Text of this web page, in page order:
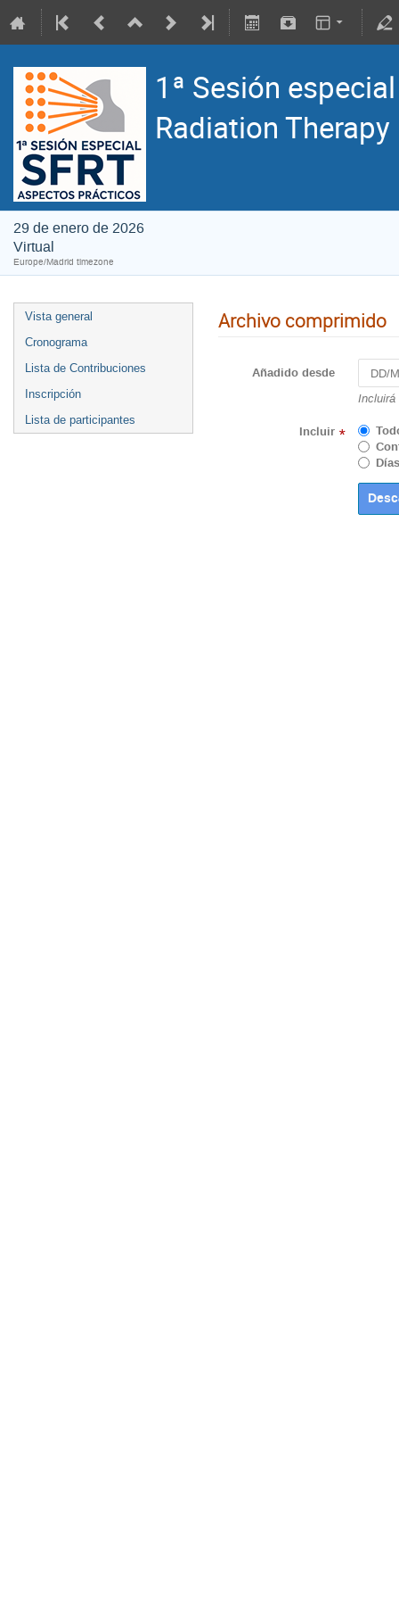
1ª Sesión
Radiation
29 de enero de 2026
Virtual
Europe/Madrid timezone
Vista general
Cronograma
Lista de Contribuciones
Inscripción
Lista de participantes
Archivo comprimido
Añadido desde
Incluir *